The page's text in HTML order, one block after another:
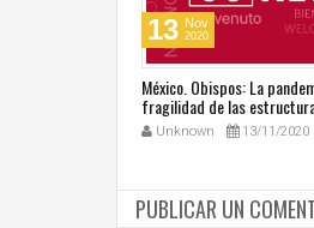
13 Nov
2020
México. Obispos: La
fragilidad de las
Unknown 13/11/2020
PUBLICAR UN